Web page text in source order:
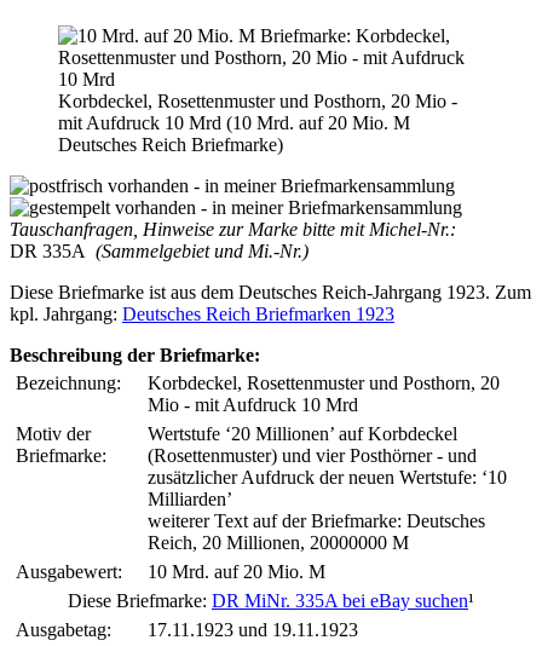
Korbdeckel, Rosettenmuster und Posthorn, 20 Mio -
mit Aufdruck 10 Mrd (10 Mrd. auf 20 Mio. M
Deutsches Reich Briefmarke)
Tauschanfragen, Hinweise zur Marke bitte mit Michel-Nr.:
DR 335A (Sammelgebiet und Mi.-Nr.)
Diese Briefmarke ist aus dem Deutsches Reich-Jahrgang 1923. Zum
kpl. Jahrgang: Deutsches Reich Briefmarken 1923
Beschreibung der Briefmarke:
Bezeichnung:
Korbdeckel, Rosettenmuster und Posthorn, 20
Mio - mit Aufdruck 10 Mrd
Motiv der
Briefmarke:
Wertstufe ‘20 Millionen’ auf Korbdeckel
(Rosettenmuster) und vier Posthörner - und
zusätzlicher Aufdruck der neuen Wertstufe: ‘10
Milliarden’
weiterer Text auf der Briefmarke: Deutsches
Reich, 20 Millionen, 20000000 M
Ausgabewert:
10 Mrd. auf 20 Mio. M
Diese Briefmarke: DR MiNr. 335A bei eBay suchen¹
Ausgabetag:
17.11.1923 und 19.11.1923